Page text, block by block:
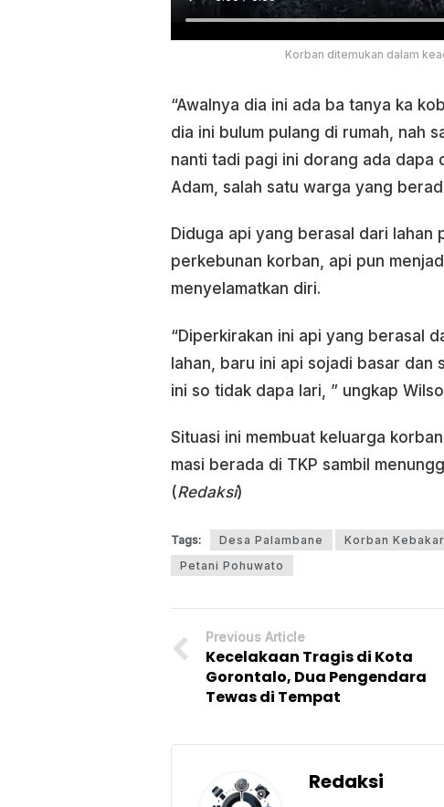
Korban ditemukan dalam
“Awalnya dia ini ada ba tanya ka
dia ini bulum pulang di rumah, nah
nanti tadi pagi ini dorang ada dapa
Adam, salah satu warga yang
Diduga api yang berasal dari lahan
perkebunan korban, api pun
menyelamatkan diri.
“Diperkirakan ini api yang berasal
lahan, baru ini api sojadi basar dan
ini so tidak dapa lari, ” ungkap
Situasi ini membuat keluarga
masi berada di TKP sambil
(Redaksi)
Tags: Desa Palambane Korban
Petani Pohuwato
Previous Article
Kecelakaan Tragis di Kota
Gorontalo, Dua Pengendara
Tewas di Tempat
Redaksi